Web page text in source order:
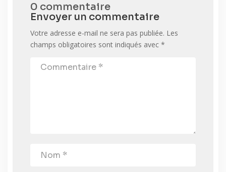
0 commentaire
Envoyer un commentaire
Votre adresse e-mail ne sera pas publiée. Les
champs obligatoires sont indiqués avec *